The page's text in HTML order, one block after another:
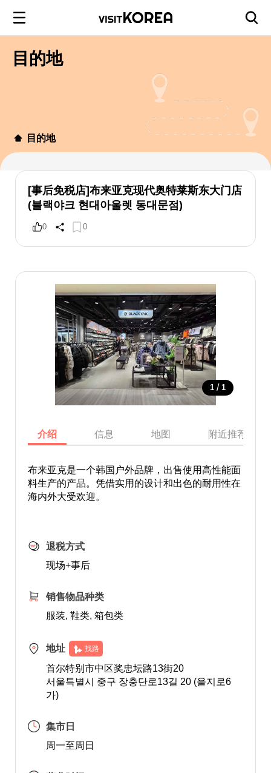
目的地
目的地
[事后免税店]布来亚克现代奥特莱斯东大门店
(블랙야크 현대아울렛 동대문점)
0 0
1 / 1
介绍 信息 地图 附近推荐景点
布来亚克是一个韩国户外品牌，出售使用高性能面
料生产的产品。凭借实用的设计和出色的耐用性在
海内外大受欢迎。
退税方式
现场+事后
销售物品种类
服装, 鞋类, 箱包类
地址 找路
首尔特别市中区奖忠坛路13街20
서울특별시 중구 장충단로13길 20 (을지로6
가)
集市日
周一至周日